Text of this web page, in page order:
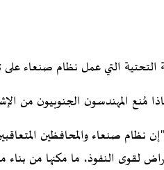
التحتية التي عمل نظام صنعاء على
مُنع المهندسون الجنوبيون من
صنعاء والمحافظين
لقوى النفوذ، ما مكنها من